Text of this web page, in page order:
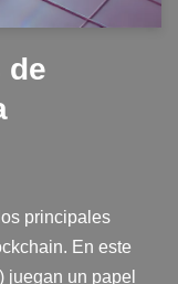
de
principales
En este
juegan un papel